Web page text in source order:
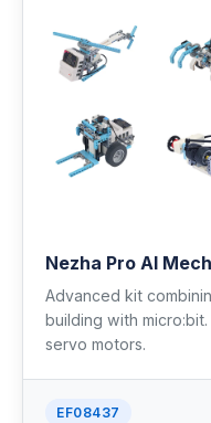
Nezha Pro AI
Advanced kit
building with
servo motors.
EF08437